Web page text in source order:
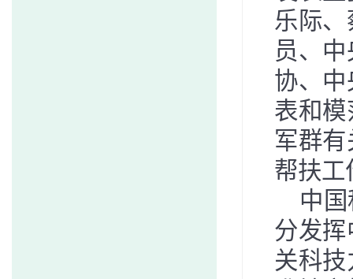
乐际
员、
协、
表和
军群
帮扶工
中
分发
关科